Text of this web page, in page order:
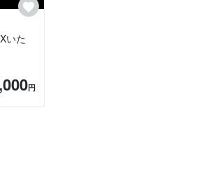
PRO
MASTER
いた
円